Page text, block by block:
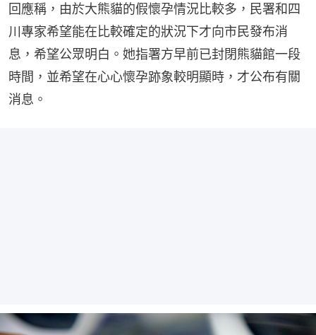
回應稱，由於大熊貓的假懷孕情況比較多，民署和四
川專家希望能在比較確定的狀況下才向市民發布消
息，希望公眾明白。她指署方早前已封閉熊貓館一段
時間，並希望在心心懷孕跡象較明顯時，才公布有關
消息。